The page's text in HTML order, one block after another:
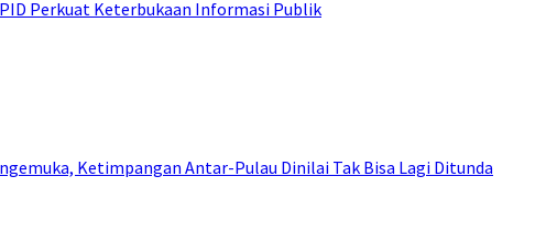
Perkuat Keterbukaan Informasi Publik
Ketimpangan Antar-Pulau Dinilai Tak Bisa Lagi Ditunda